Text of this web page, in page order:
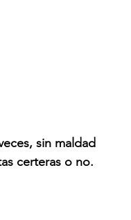
sin maldad
certeras o no.